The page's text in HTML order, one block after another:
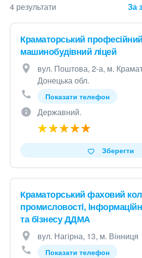
4 результати За
Краматорський професійний
машинобудівний ліцей
вул. Поштова, 2-а, м.
Донецька обл.
Показати телефон
Державний.
Зберегти
Краматорський фаховий
промисловостi,
та бiзнесу ДДМА
вул. Нагірна, 13, м. Вінниця
Показати телефон